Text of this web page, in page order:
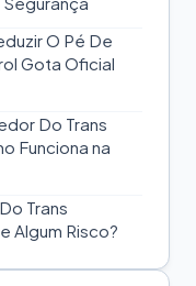
O Pé De
Gota Oficial
Do Trans
Funciona na
Trans
Algum Risco?